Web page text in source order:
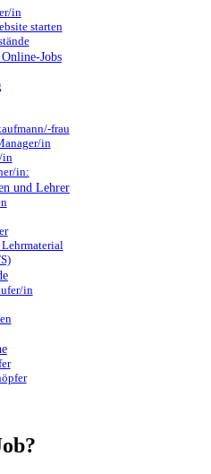
in
starten
Jobs
frau
in
in
in:
und Lehrer
in